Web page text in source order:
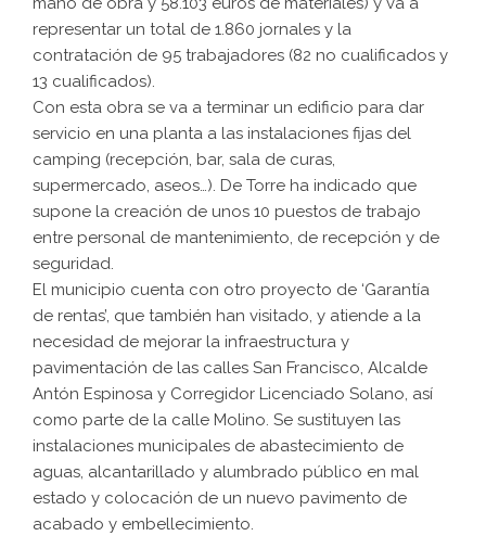
representar un total de 1.860 jornales y la
contratación de 95 trabajadores (82 no cualificados y
13 cualificados).
Con esta obra se va a terminar un edificio para dar
servicio en una planta a las instalaciones fijas del
camping (recepción, bar, sala de curas,
supermercado, aseos…). De Torre ha indicado que
supone la creación de unos 10 puestos de trabajo
entre personal de mantenimiento, de recepción y de
seguridad.
El municipio cuenta con otro proyecto de ‘Garantía
de rentas’, que también han visitado, y atiende a la
necesidad de mejorar la infraestructura y
pavimentación de las calles San Francisco, Alcalde
Antón Espinosa y Corregidor Licenciado Solano, así
como parte de la calle Molino. Se sustituyen las
instalaciones municipales de abastecimiento de
aguas, alcantarillado y alumbrado público en mal
estado y colocación de un nuevo pavimento de
acabado y embellecimiento.